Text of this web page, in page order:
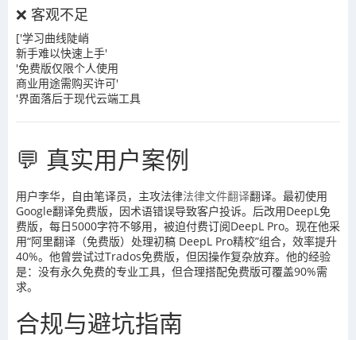
❌ 客观不足
['学习曲线陡峭
新手难以快速上手'
'免费版仅限个人使用
商业用途需购买许可'
'界面落后于现代云端工具
💬 真实用户案例
用户李华，自由笔译员，主攻法律法律文件翻译翻译。最初使用
Google翻译免费版，因术语错误导致客户投诉。后改用DeepL免
费版，每日5000字符不够用，被迫付费订阅DeepL Pro。现在他采
用“阿里翻译（免费版）处理初稿 DeepL Pro精校”组合，效率提升
40%。他曾尝试过Trados免费版，但因操作复杂放弃。他的经验
是：没有永久免费的专业工具，但合理搭配免费版可覆盖90%需
求。
合规与避坑指南